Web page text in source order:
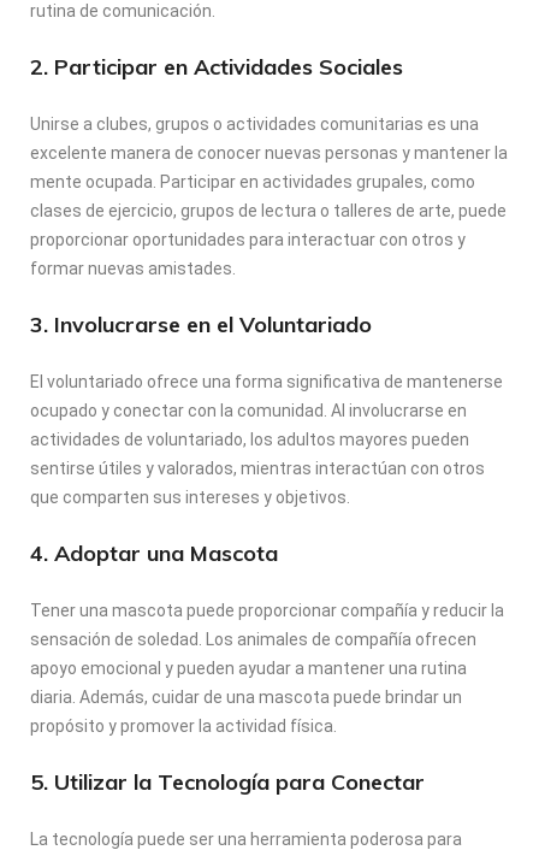
rutina de comunicación.
2. Participar en Actividades Sociales
Unirse a clubes, grupos o actividades comunitarias es una
excelente manera de conocer nuevas personas y mantener la
mente ocupada. Participar en actividades grupales, como
clases de ejercicio, grupos de lectura o talleres de arte, puede
proporcionar oportunidades para interactuar con otros y
formar nuevas amistades.
3. Involucrarse en el Voluntariado
El voluntariado ofrece una forma significativa de mantenerse
ocupado y conectar con la comunidad. Al involucrarse en
actividades de voluntariado, los adultos mayores pueden
sentirse útiles y valorados, mientras interactúan con otros
que comparten sus intereses y objetivos.
4. Adoptar una Mascota
Tener una mascota puede proporcionar compañía y reducir la
sensación de soledad. Los animales de compañía ofrecen
apoyo emocional y pueden ayudar a mantener una rutina
diaria. Además, cuidar de una mascota puede brindar un
propósito y promover la actividad física.
5. Utilizar la Tecnología para Conectar
La tecnología puede ser una herramienta poderosa para